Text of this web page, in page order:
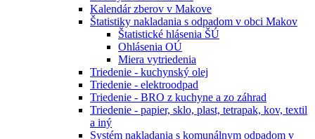
Kalendár zberov v Makove
Štatistiky nakladania s odpadom v obci Makov
Štatistické hlásenia ŠÚ
Ohlásenia OÚ
Miera vytriedenia
Triedenie - kuchynský olej
Triedenie - elektroodpad
Triedenie - BRO z kuchyne a zo záhrad
Triedenie - papier, sklo, plast, tetrapak, kov, textil
a iný
Systém nakladania s komunálnym odpadom v